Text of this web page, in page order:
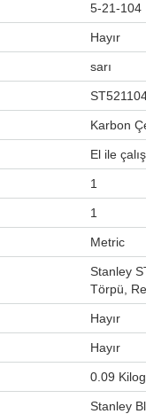
‎5-21-104
‎Hayır
‎sarı
‎Karbon
‎El ile
‎1
‎1
‎Metric
‎Stanley
Törpü,
‎Hayır
‎Hayır
‎0.09
‎Stanley